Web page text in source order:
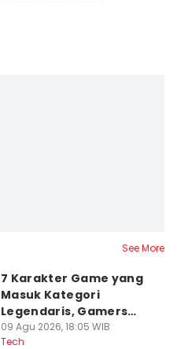
See More
7 Karakter Game yang
Masuk Kategori
Legendaris, Gamers
Pasti Tahu!
09 Agu 2026, 18:05 WIB
Tech